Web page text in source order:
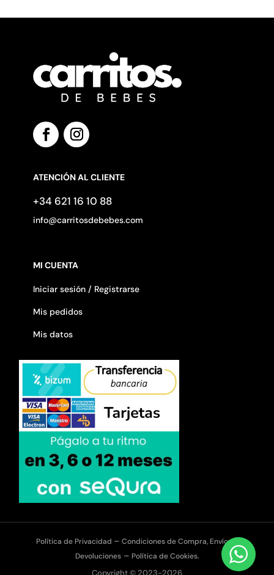
ATENCIÓN AL CLIENTE
+34 621 16 10 88
info@carritosdebebes.com
MI CUENTA
Iniciar sesión / Registrarse
Mis pedidos
Mis datos
Política de Privacidad – Condiciones de Compra, Envíos y
Devoluciones– Política de Cookies.
Copyright © 2023-2026